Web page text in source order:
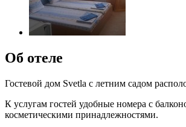
Об отеле
Гостевой дом Svetla с летним садом
К услугам гостей удобные номера с
косметическими принадлежностями.